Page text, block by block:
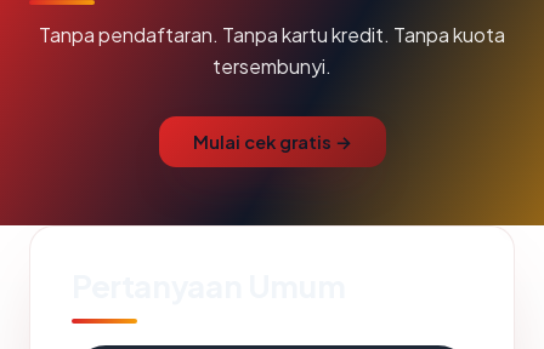
Tanpa pendaftaran. Tanpa kartu kredit. Tanpa kuota
tersembunyi.
Mulai cek gratis →